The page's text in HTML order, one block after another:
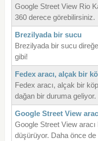
Google Street View Rio
360 derece görebilirsiniz.
Brezilyada bir sucu
Brezilyada bir sucu
gibi!
Fedex aracı, alçak bir
Fedex aracı, alçak bir
dağan bir duruma geliyor.
Google Street View
Google Street View
düşürüyor. Daha önce